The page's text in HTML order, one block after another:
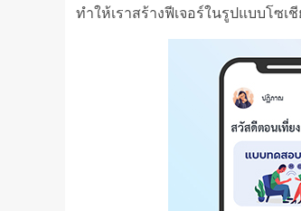
ทำให้เราสร้างฟีเจอร์ในรูปแบบโซ